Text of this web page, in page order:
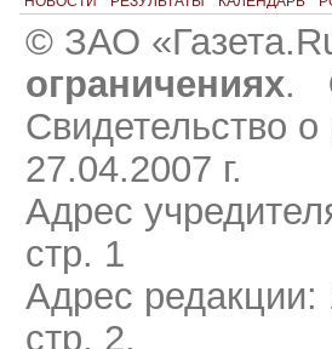
© ЗАО
ограничениях.
Свидетельство
27.04.2007 г.
Адрес
стр. 1
Адрес
стр. 2.